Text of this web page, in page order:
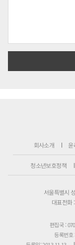
회사소개 윤
청소년보호정책
서울특별시
대표전화
편집국 :
등록번호